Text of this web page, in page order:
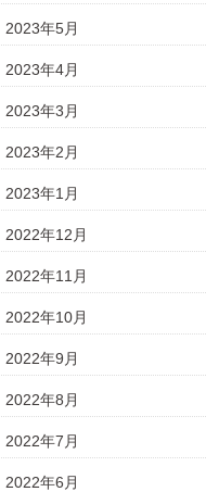
2023年5月
2023年4月
2023年3月
2023年2月
2023年1月
2022年12月
2022年11月
2022年10月
2022年9月
2022年8月
2022年7月
2022年6月